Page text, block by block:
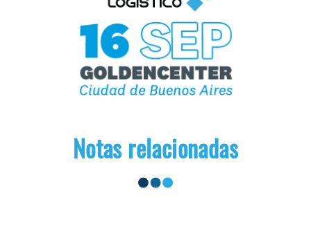
Notas relacionadas